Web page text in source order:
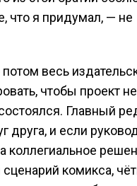
что я придумал, — не
весь
чтобы проект не
Главный
друга, и если
коллегиальное
комикса,